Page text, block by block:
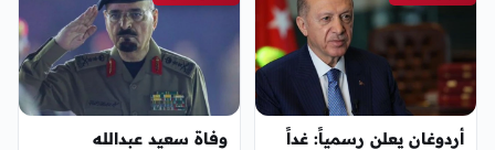
أردوغان يعلن رسمياً: غداً
وفاة سعيد عبدالله